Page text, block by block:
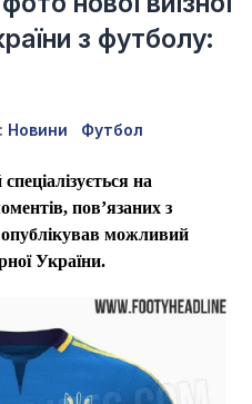
з футболу:
Новини Футбол
на
пов’язаних з
можливий
України.